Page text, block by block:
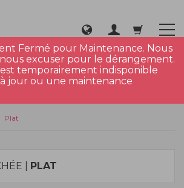
Fermé pour Maintenance. Nous
excuser pour le dérangement.
temporairement indisponible
jour ou une maintenance
Plat
| PLAT